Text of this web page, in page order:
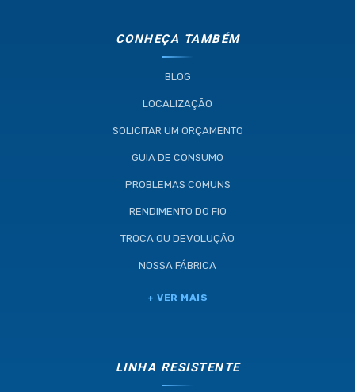
Industria e Comercio de Linhas
CONHEÇA TAMBÉM
BLOG
LOCALIZAÇÃO
SOLICITAR UM ORÇAMENTO
GUIA DE CONSUMO
PROBLEMAS COMUNS
RENDIMENTO DO FIO
TROCA OU DEVOLUÇÃO
NOSSA FÁBRICA
+ VER MAIS
LINHA RESISTENTE